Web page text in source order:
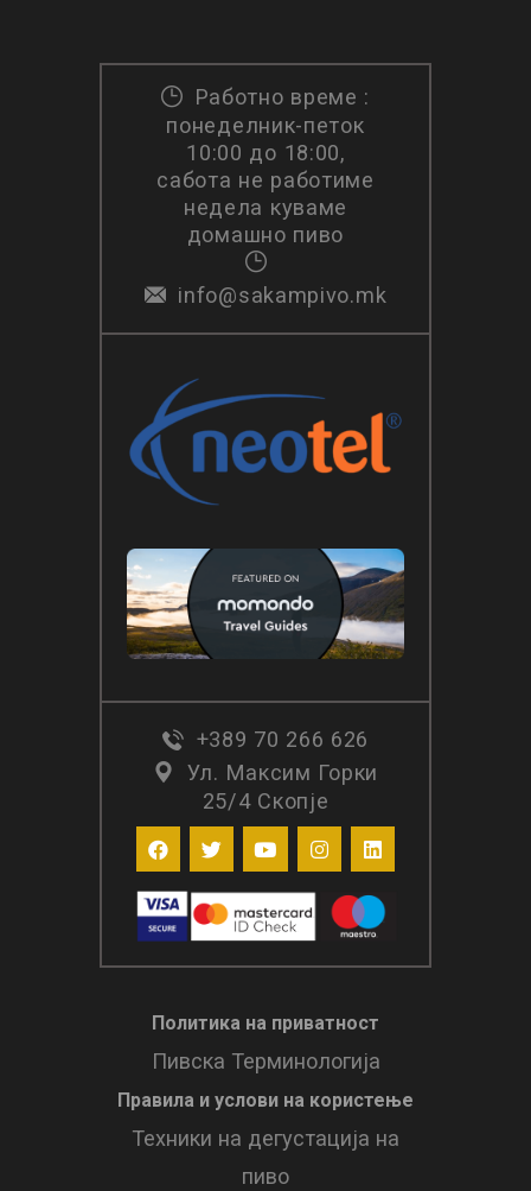
Работно време :
понеделник-петок
10:00 до 18:00,
сабота не работиме
недела куваме
домашно пиво
info@sakampivo.mk
+389 70 266 626
Ул. Максим Горки
25/4 Скопје
Политика на приватност
Пивска Терминологија
Правила и услови нa користење
Техники на дегустација на
пиво